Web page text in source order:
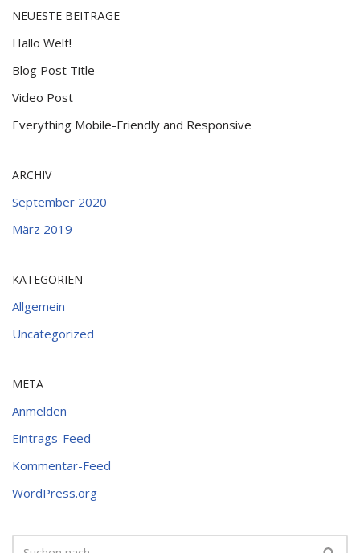
NEUESTE BEITRÄGE
Hallo Welt!
Blog Post Title
Video Post
Everything Mobile-Friendly and Responsive
ARCHIV
September 2020
März 2019
KATEGORIEN
Allgemein
Uncategorized
META
Anmelden
Eintrags-Feed
Kommentar-Feed
WordPress.org